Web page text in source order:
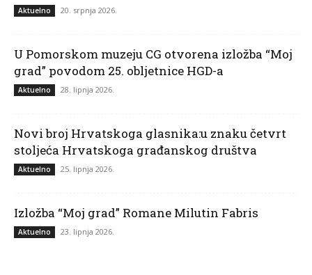
Aktuelno 20. srpnja 2026.
U Pomorskom muzeju CG otvorena izložba “Moj
grad” povodom 25. obljetnice HGD-a
Aktuelno 28. lipnja 2026.
Novi broj Hrvatskoga glasnika:u znaku četvrt
stoljeća Hrvatskoga građanskog društva
Aktuelno 25. lipnja 2026.
Izložba “Moj grad” Romane Milutin Fabris
Aktuelno 23. lipnja 2026.